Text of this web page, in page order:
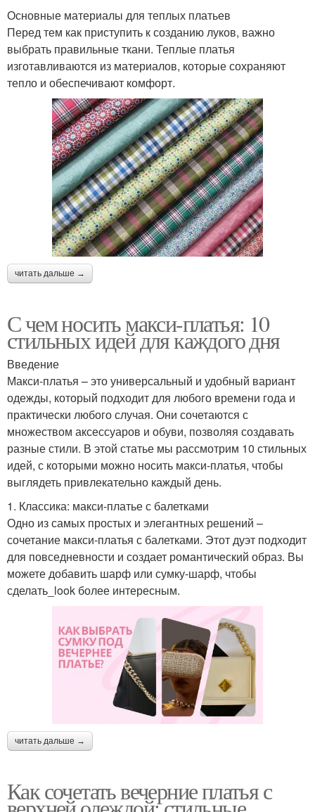
Основные материалы для теплых платьев
Перед тем как приступить к созданию луков, важно
выбрать правильные ткани. Теплые платья
изготавливаются из материалов, которые сохраняют
тепло и обеспечивают комфорт.
читать дальше →
С чем носить макси-платья: 10
стильных идей для каждого дня
Введение
Макси-платья – это универсальный и удобный вариант
одежды, который подходит для любого времени года и
практически любого случая. Они сочетаются с
множеством аксессуаров и обуви, позволяя создавать
разные стили. В этой статье мы рассмотрим 10 стильных
идей, с которыми можно носить макси-платья, чтобы
выглядеть привлекательно каждый день.
1. Классика: макси-платье с балетками
Одно из самых простых и элегантных решений –
сочетание макси-платья с балетками. Этот дуэт подходит
для повседневности и создает романтический образ. Вы
можете добавить шарф или сумку-шарф, чтобы
сделать_look более интересным.
читать дальше →
Как сочетать вечерние платья с